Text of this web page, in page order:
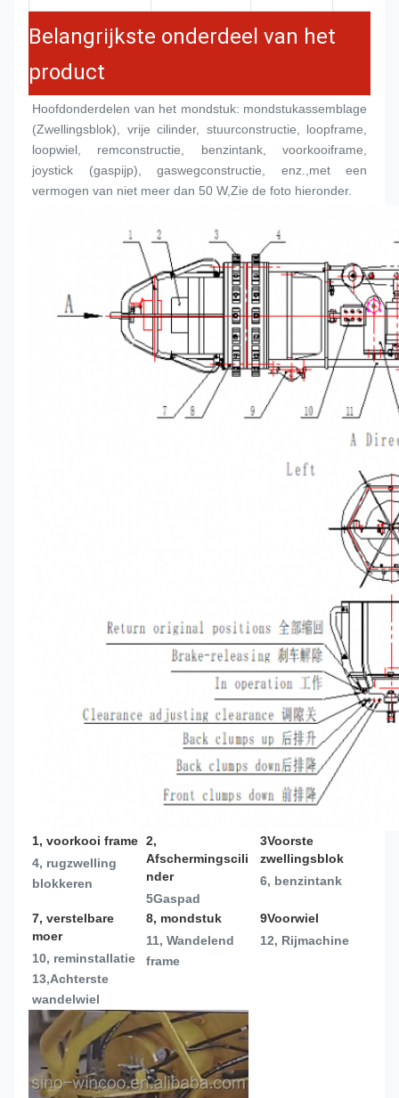
Belangrijkste onderdeel van het
product
Hoofdonderdelen van het mondstuk: mondstukassemblage
(Zwellingsblok), vrije cilinder, stuurconstructie, loopframe,
loopwiel, remconstructie, benzintank, voorkooiframe,
joystick (gaspijp), gaswegconstructie, enz.,met een
vermogen van niet meer dan 50 W,Zie de foto hieronder.
1, voorkooi frame
4, rugzwelling
blokkeren
2,
Afschermingscili
nder
5Gaspad
3Voorste
zwellingsblok
6, benzintank
7, verstelbare
moer
10, reminstallatie
13,Achterste
wandelwiel
8, mondstuk
11, Wandelend
frame
9Voorwiel
12, Rijmachine